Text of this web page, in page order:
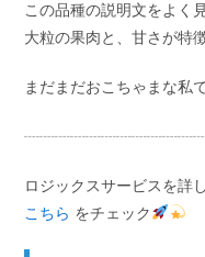
この品種の説明文をよく
大粒の果肉と、甘さが特
まだまだおこちゃまな私
ロジックスサービスを詳
こちら をチェック